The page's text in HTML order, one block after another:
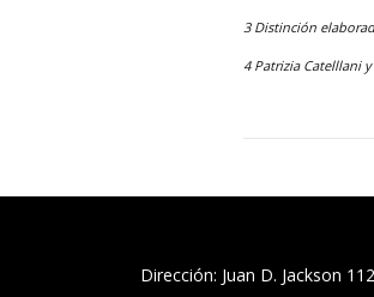
3 Distinción
4 Patrizia Catelllani
Dirección: Juan D. Jackson